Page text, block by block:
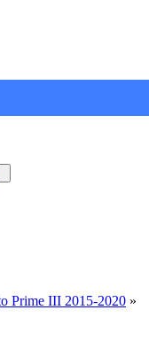
Prime III 2015-2020 »